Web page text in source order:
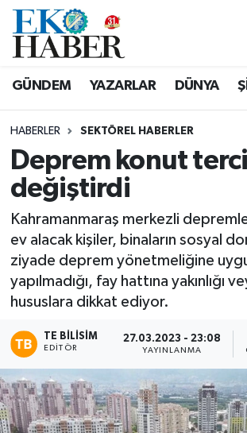
GÜNDEM YAZARLAR DÜNYA
HABERLER SEKTÖREL HABERLER
Deprem konut
değiştirdi
Kahramanmaraş merkezli
ev alacak kişiler, binaların sosyal
ziyade deprem yönetmeliğine
yapılmadığı, fay hattına yakınlığı
hususlara dikkat ediyor.
TE BILISIM
EDITÖR
27.03.2023 - 23:08
YAYINLANMA
Hava Durumu
Tüm Manşetler
Son Dakika Haberleri
Haber Arşivi